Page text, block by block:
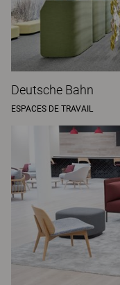
Deutsche Bahn
ESPACES DE TRAVAIL